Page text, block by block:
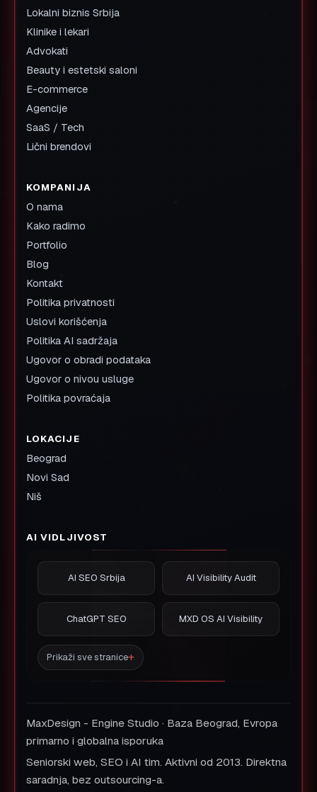
Lokalni biznis Srbija
Klinike i lekari
Advokati
Beauty i estetski saloni
E-commerce
Agencije
SaaS / Tech
Lični brendovi
KOMPANIJA
O nama
Kako radimo
Portfolio
Blog
Kontakt
Politika privatnosti
Uslovi korišćenja
Politika AI sadržaja
Ugovor o obradi podataka
Ugovor o nivou usluge
Politika povraćaja
LOKACIJE
Beograd
Novi Sad
Niš
AI VIDLJIVOST
AI SEO Srbija AI Visibility Audit
ChatGPT SEO MXD OS AI Visibility
Prikaži sve stranice
MaxDesign - Engine Studio · Baza Beograd, Evropa
primarno i globalna isporuka
Seniorski web, SEO i AI tim. Aktivni od 2013. Direktna
saradnja, bez outsourcing-a.